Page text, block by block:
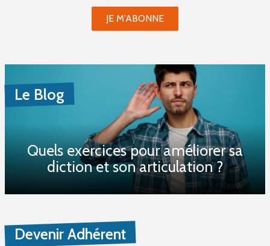
JE M'ABONNE
Le Blog
Quels exercices pour améliorer sa
diction et son articulation ?
Devenir Adhérent